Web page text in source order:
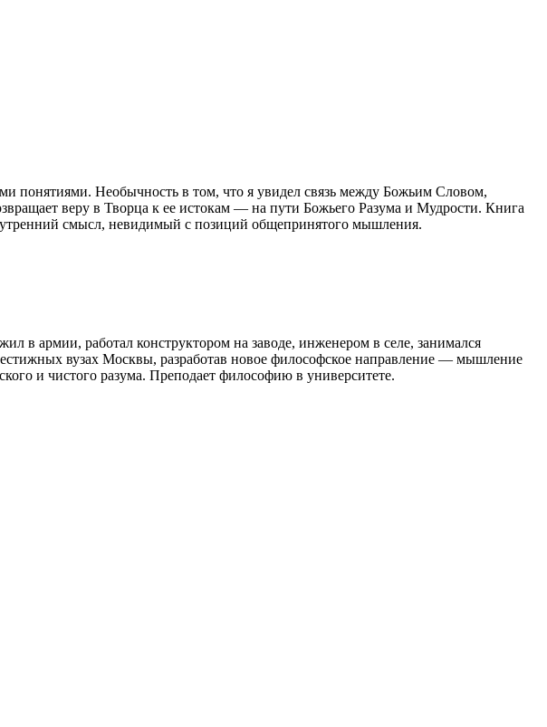
понятиями. Необычность в том, что я увидел связь между Божьим Словом,
веру в Творца к ее истокам — на пути Божьего Разума и Мудрости. Книга
смысл, невидимый с позиций общепринятого мышления.
в армии, работал конструктором на заводе, инженером в селе, занимался
вузах Москвы, разработав новое философское направление — мышление
и чистого разума. Преподает философию в университете.